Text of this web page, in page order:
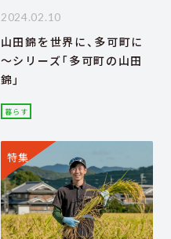
2024.02.10
山田錦を世界に、多可町に
～シリーズ「多可町の山田
錦」
暮らす
特集